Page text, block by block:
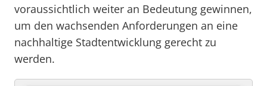
voraussichtlich weiter an Bedeutung gewinnen,
um den wachsenden Anforderungen an eine
nachhaltige Stadtentwicklung gerecht zu
werden.